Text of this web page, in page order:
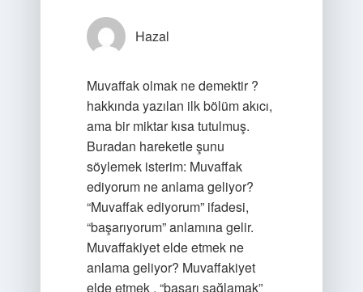
Hazal
Muvaffak olmak ne demektir ?
hakkında yazılan ilk bölüm akıcı,
ama bir miktar kısa tutulmuş.
Buradan hareketle şunu
söylemek isterim: Muvaffak
ediyorum ne anlama geliyor?
“Muvaffak ediyorum” ifadesi,
“başarıyorum” anlamına gelir.
Muvaffakiyet elde etmek ne
anlama geliyor? Muvaffakiyet
elde etmek , “başarı sağlamak”